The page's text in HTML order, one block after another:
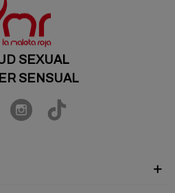
SEXUAL
SENSUAL